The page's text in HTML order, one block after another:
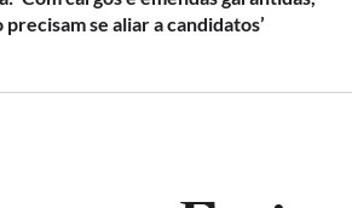
se aliar a candidatos’